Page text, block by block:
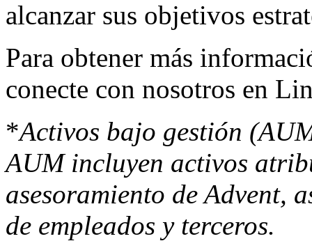
alcanzar sus objetivos
Para obtener más
conecte con nosotros en
*Activos bajo gestión
AUM incluyen activos
asesoramiento de Advent,
de empleados y terceros.